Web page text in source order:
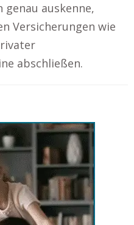
genau auskenne,
Versicherungen wie
abschließen.